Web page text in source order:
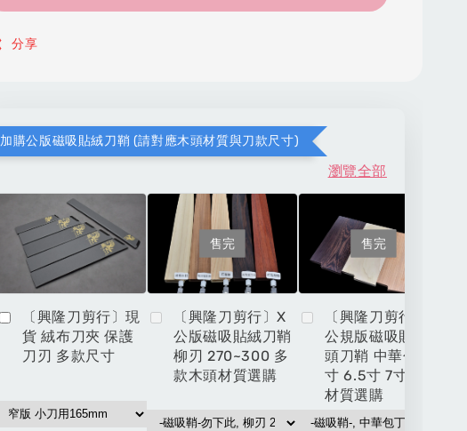
分享
加購公版磁吸貼絨刀鞘 (請對應木頭材質與刀款尺寸)
瀏覽全部
〔興隆刀剪行〕現
貨 絨布刀夾 保護
刀刃 多款尺寸
售完
〔興隆刀剪行〕X
公版磁吸貼絨刀鞘
柳刃 270~300 多
款木頭材質選購
售完
〔興隆刀剪行〕X
公規版磁吸貼絨木
頭刀鞘 中華包丁 6
寸 6.5寸 7寸多款
材質選購